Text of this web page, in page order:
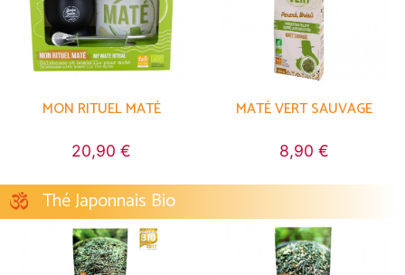
MON RITUEL MATÉ
20,90 €
MATÉ VERT SAUVAGE
8,90 €
Thé Japonnais Bio